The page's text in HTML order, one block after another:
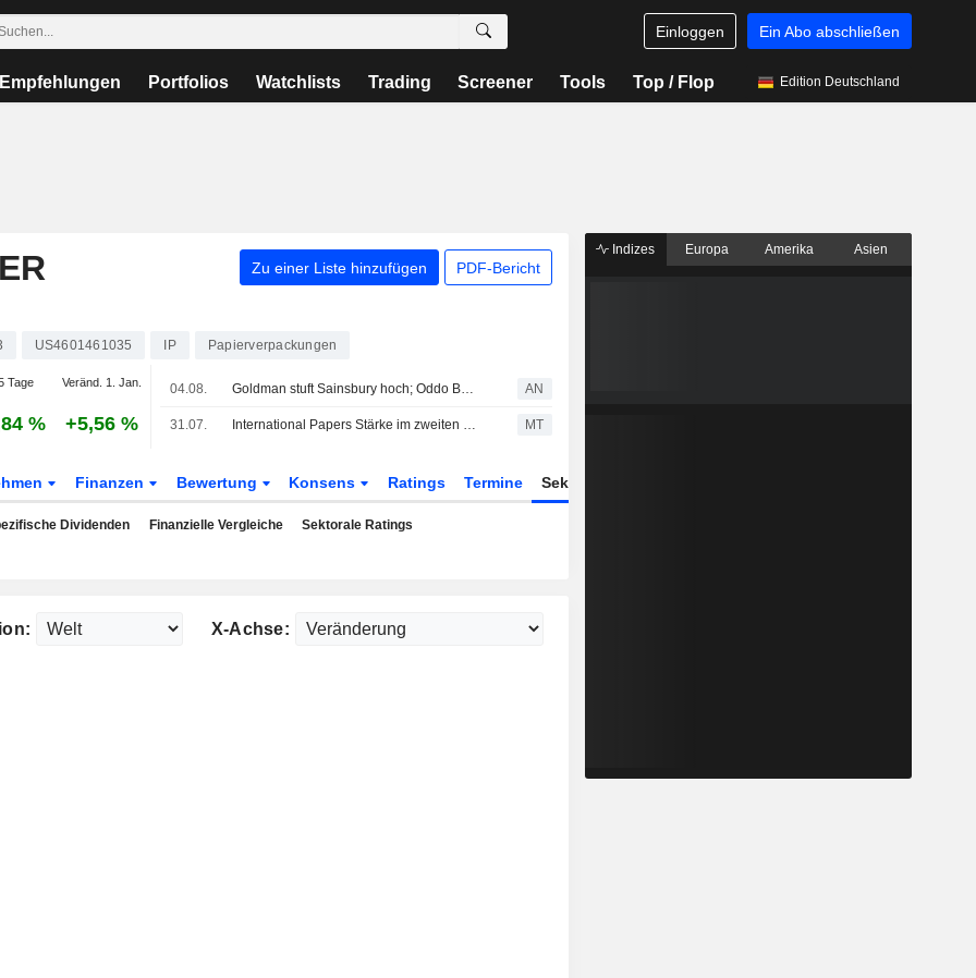
Einloggen Ein Abo abschließen
Empfehlungen Portfolios Watchlists Trading Screener Tools Top / Flop Edition Deutschland
Zu einer Liste hinzufügen PDF-Bericht
US4601461035 IP Papierverpackungen
Tage Veränd. 1. Jan.
% +5,56 %
04.08. Goldman stuft Sainsbury hoch; Oddo BHF senkt Unite AN
31.07. International Papers Stärke im zweiten Quartal wird durch schwächeren Ausblick für Q3 ausgeglichen, sagt RBC MT
Finanzen Bewertung Konsens Ratings Termine Sektor
Dividenden Finanzielle Vergleiche Sektorale Ratings
X-Achse:
Indizes Europa Amerika Asien